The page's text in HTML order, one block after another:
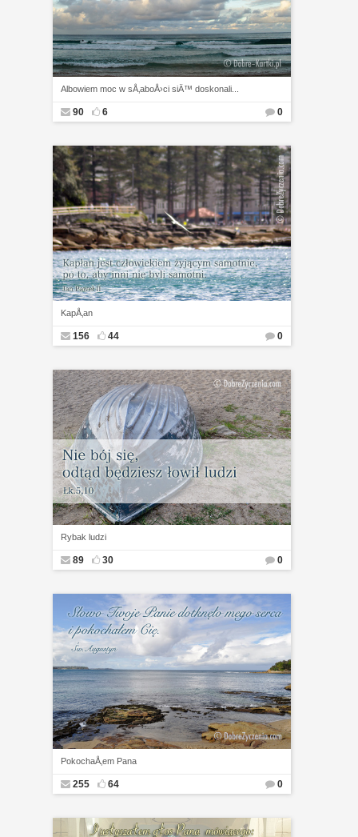
Albowiem moc w sÅ‚aboÅ›ci siÄ™ doskonali...
90 6 0
KapÅ‚an
156 44 0
Rybak ludzi
89 30 0
PokochaÅ‚em Pana
255 64 0